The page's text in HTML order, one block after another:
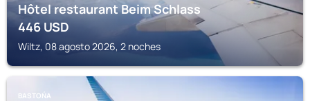
Hôtel restaurant Beim Schlass
446USD
Wiltz, 08 agosto 2026, 2 noches
BASTOŃA